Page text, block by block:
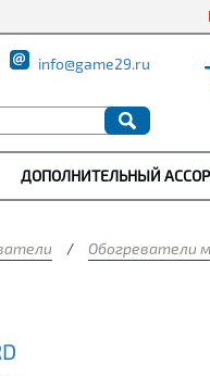
info@game29.ru
ДОПОЛНИТЕЛЬНЫЙ
/ Обогреватели